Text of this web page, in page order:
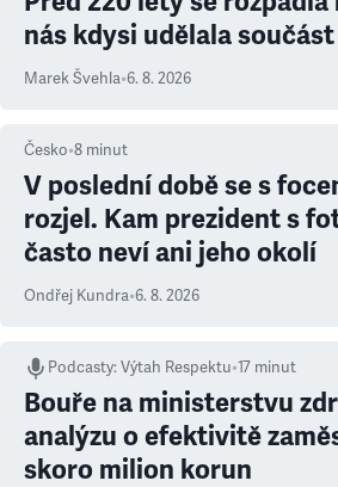
nás kdysi udělala
Marek Švehla•6. 8. 2026
Česko•8 minut
V poslední době se s
rozjel. Kam prezident s
často neví ani jeho okolí
Ondřej Kundra•6. 8. 2026
Podcasty:Výtah Respektu•17 minut
Bouře na ministerstvu
analýzu o efektivitě
skoro milion korun